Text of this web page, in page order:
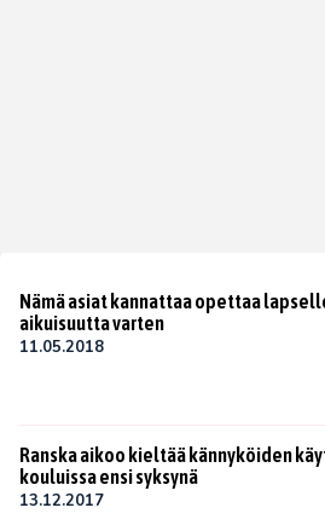
Nämä asiat kannattaa opettaa
aikuisuutta varten
11.05.2018
Ranska aikoo kieltää kännyköiden
kouluissa ensi syksynä
13.12.2017